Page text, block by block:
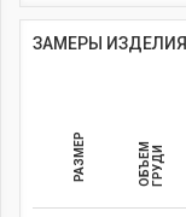
ЗАМЕРЫ ИЗДЕЛИЯ
РАЗМЕР ОБЪЕМГРУДИ